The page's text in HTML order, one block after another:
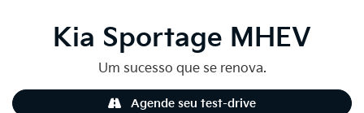
Kia Sportage MHEV
Um sucesso que se renova.
Agende seu test-drive